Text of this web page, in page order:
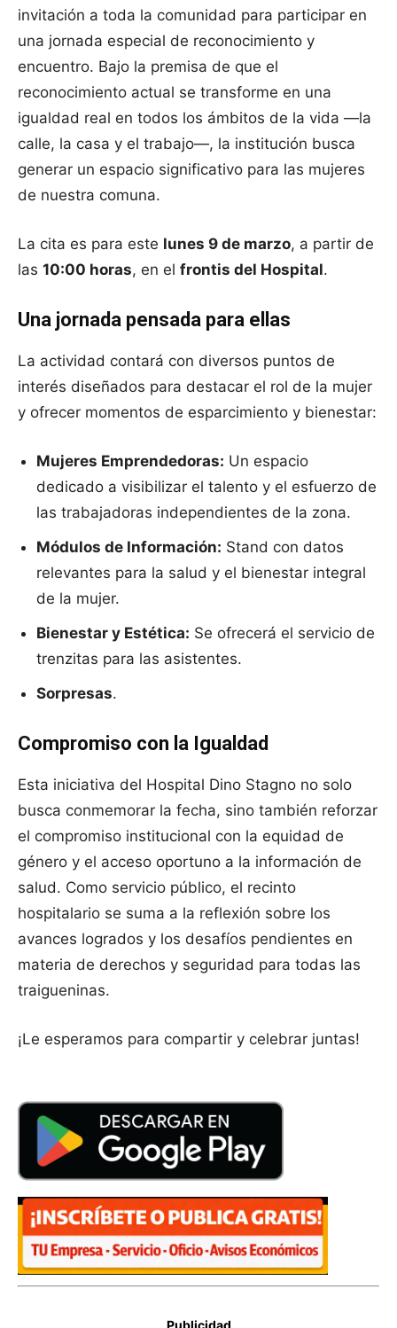
invitación a toda la comunidad para participar en
una jornada especial de reconocimiento y
encuentro. Bajo la premisa de que el
reconocimiento actual se transforme en una
igualdad real en todos los ámbitos de la vida —la
calle, la casa y el trabajo—, la institución busca
generar un espacio significativo para las mujeres
de nuestra comuna.
La cita es para este lunes 9 de marzo, a partir de
las 10:00 horas, en el frontis del Hospital.
Una jornada pensada para ellas
La actividad contará con diversos puntos de
interés diseñados para destacar el rol de la mujer
y ofrecer momentos de esparcimiento y bienestar:
Mujeres Emprendedoras: Un espacio
dedicado a visibilizar el talento y el esfuerzo de
las trabajadoras independientes de la zona.
Módulos de Información: Stand con datos
relevantes para la salud y el bienestar integral
de la mujer.
Bienestar y Estética: Se ofrecerá el servicio de
trenzitas para las asistentes.
Sorpresas.
Compromiso con la Igualdad
Esta iniciativa del Hospital Dino Stagno no solo
busca conmemorar la fecha, sino también reforzar
el compromiso institucional con la equidad de
género y el acceso oportuno a la información de
salud. Como servicio público, el recinto
hospitalario se suma a la reflexión sobre los
avances logrados y los desafíos pendientes en
materia de derechos y seguridad para todas las
traigueninas.
¡Le esperamos para compartir y celebrar juntas!
Publicidad